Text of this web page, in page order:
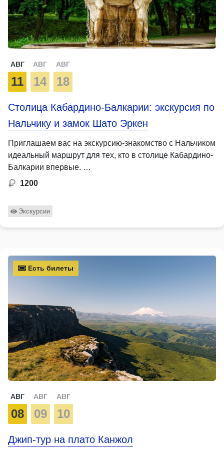
АВГ
11
АВГ
14
АВГ
18
Столица Кабардино-Балкарии: экскурсия по
Нальчику и замок Шато Эркен
Приглашаем вас на экскурсию-знакомство с Нальчиком
идеальный маршрут для тех, кто в столице Кабардино-
Балкарии впервые. …
1200
Экскурсии
Есть билеты
АВГ
08
АВГ
09
АВГ
10
Джип-тур на плато Канжол